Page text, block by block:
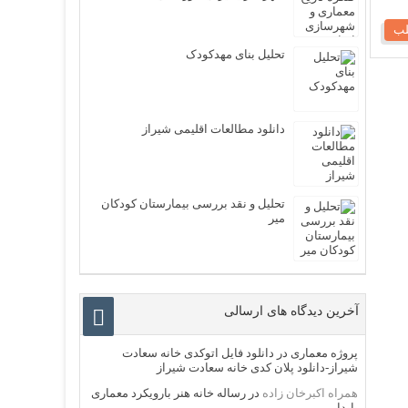
تحلیل بنای مهدکودک
دانلود مطالعات اقلیمی شیراز
تحلیل و نقد بررسی بیمارستان کودکان
میر
آخرین دیدگاه های ارسالی
پروژه معماری در دانلود فایل اتوکدی خانه سعادت
شیراز-دانلود پلان کدی خانه سعادت شیراز
همراه اکبرخان زاده دررساله خانه هنر بارویکرد معماری